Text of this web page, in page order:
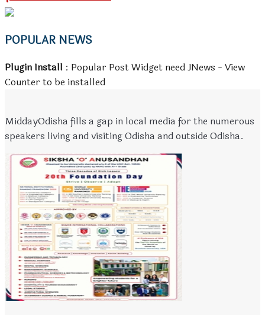
POPULAR NEWS
Plugin Install : Popular Post Widget need JNews - View
Counter to be installed
MiddayOdisha fills a gap in local media for the numerous
speakers living and visiting Odisha and outside Odisha.